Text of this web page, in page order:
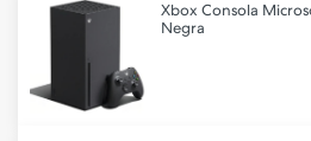
Xbox Consola
Negra